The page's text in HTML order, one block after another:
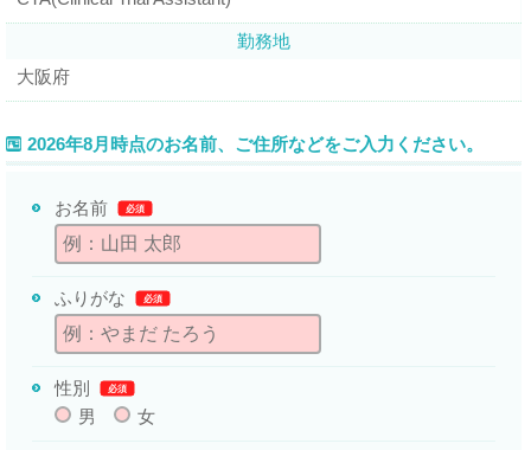
勤務地
大阪府
2026年8月時点のお名前、ご住所などをご入力ください。
お名前 必須
ふりがな 必須
性別 必須
男 女